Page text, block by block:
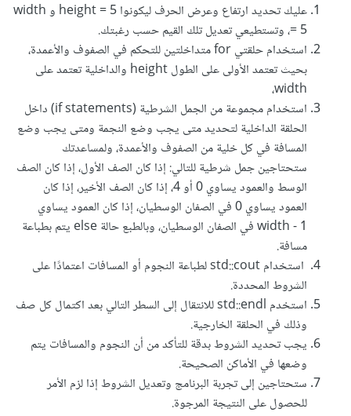
عليك تحديد ارتفاع وعرض الحرف ليكونوا height = 5 و width
= 5، وتستطيعي تعديل تلك القيم حسب رغبتك.
استخدام حلقتي for متداخلتين للتحكم في الصفوف والأعمدة،
بحيث تعتمد الأولى على الطول height والداخلية تعتمد على
width،
استخدام مجموعة من الجمل الشرطية (if statements) داخل
الحلقة الداخلية لتحديد متى يجب وضع النجمة ومتى يجب وضع
المسافة في كل خلية من الصفوف والأعمدة، ولمساعدتك
ستحتاجين جمل شرطية للتالي: إذا كان الصف الأول، إذا كان الصف
الوسط والعمود يساوي 0 أو 4، إذا كان الصف الأخير، إذا كان
العمود يساوي 0 في الصفان الوسطيان، إذا كان العمود يساوي
width - 1 في الصفان الوسطيان، وبالطبع حالة else يتم بطباعة
مسافة.
استخدام std::cout لطباعة النجوم أو المسافات اعتمادًا على
الشروط المحددة.
استخدم std::endl للانتقال إلى السطر التالي بعد اكتمال كل صف
وذلك في الحلقة الخارجية.
يجب تحديد الشروط بدقة للتأكد من أن النجوم والمسافات يتم
وضعها في الأماكن الصحيحة.
ستحتاجين إلى تجربة البرنامج وتعديل الشروط إذا لزم الأمر
للحصول على النتيجة المرجوة.